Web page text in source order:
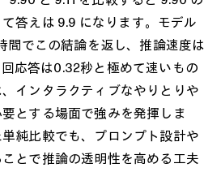
答えは 9.9 になります。モデル
間でこの結論を返し、推論速度は
応答は0.32秒と極めて速いもの
インタラクティブなやりとりや
とする場面で強みを発揮しま
純比較でも、プロンプト設計や
とで推論の透明性を高める工夫